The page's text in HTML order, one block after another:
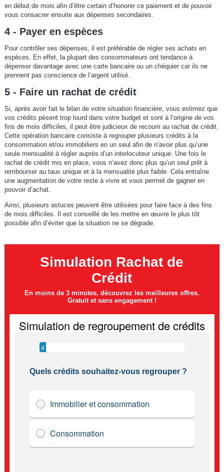
en début de mois afin d’être certain d’honorer ce paiement et de pouvoir
vous consacrer ensuite aux dépenses secondaires.
4 - Payer en espèces
Pour contrôler ses dépenses, il est préférable de régler ses achats en
espèces. En effet, la plupart des consommateurs ont tendance à
dépenser davantage avec une carte bancaire ou un chéquier car ils ne
prennent pas conscience de l’argent utilisé.
5 - Faire un rachat de crédit
Si, après avoir fait le bilan de votre situation financière, vous estimez que
vos crédits pèsent trop lourd dans votre budget et sont à l’origine de vos
fins de mois difficiles, il peut être judicieux de recourir au rachat de crédit.
Cette opération bancaire consiste à regrouper plusieurs crédits à la
consommation et/ou immobiliers en un seul afin de n’avoir plus qu’une
seule mensualité à régler auprès d’un interlocuteur unique. Une fois le
rachat de crédit mis en place, vous n’avez donc plus qu’un seul prêt à
rembourser au taux unique et à la mensualité plus faible. Cela entraîne
une augmentation de votre reste à vivre et vous permet de gagner en
pouvoir d’achat.
Ainsi, plusieurs astuces peuvent être utilisées pour faire face à des fins
de mois difficiles. Il est conseillé de les mettre en œuvre le plus tôt
possible afin d’éviter que la situation ne se dégrade.
Simulation Rachat de
Crédit
En moins de 3 minutes, découvrez les meilleures offres.
Gratuit et sans engagement !